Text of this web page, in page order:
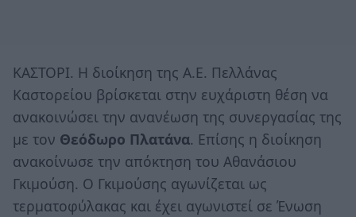
ΚΑΣΤΟΡΙ. Η διοίκηση της Α.Ε. Πελλάνας
Καστορείου βρίσκεται στην ευχάριστη θέση να
ανακοινώσει την ανανέωση της συνεργασίας της
με τον Θεόδωρο Πλατάνα. Επίσης η διοίκηση
ανακοίνωσε την απόκτηση του Αθανάσιου
Γκιμούση. Ο Γκιμούσης αγωνίζεται ως
τερματοφύλακας και έχει αγωνιστεί σε Ένωση